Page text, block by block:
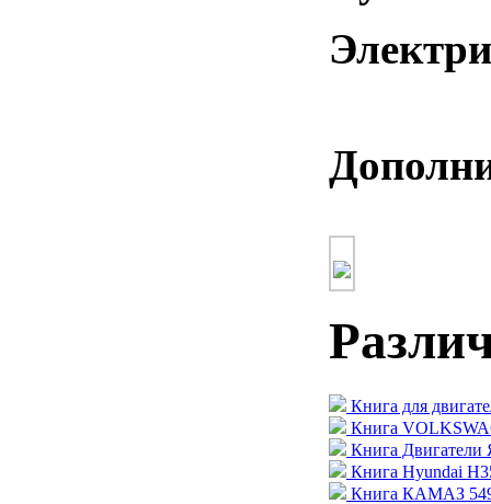
Книга для
Книга
Книга
Книга Hyundai
Книга КАМАЗ